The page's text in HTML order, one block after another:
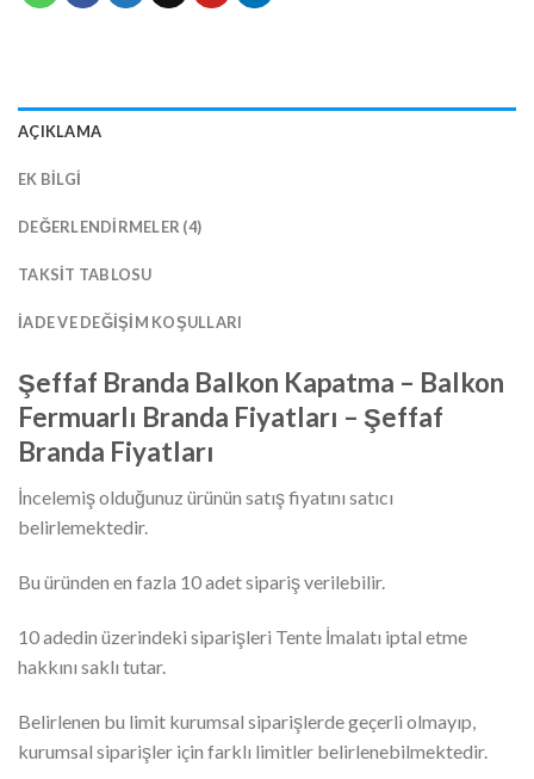
AÇIKLAMA
EK BILGI
DEĞERLENDIRMELER (4)
TAKSIT TABLOSU
İADE VE DEĞIŞIM KOŞULLARI
Şeffaf Branda Balkon Kapatma – Balkon
Fermuarlı Branda Fiyatları – Şeffaf
Branda Fiyatları
İncelemiş olduğunuz ürünün satış fiyatını satıcı
belirlemektedir.
Bu üründen en fazla 10 adet sipariş verilebilir.
10 adedin üzerindeki siparişleri Tente İmalatı iptal etme
hakkını saklı tutar.
Belirlenen bu limit kurumsal siparişlerde geçerli olmayıp,
kurumsal siparişler için farklı limitler belirlenebilmektedir.